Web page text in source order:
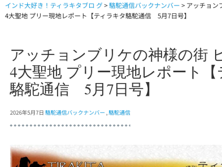
駱駝通信バックナンバー インドが大好き!! 商品につ
インド大好き！ティラキタブロ グ>駱駝通信バックナンバー > アッチョン
4大聖地 プリー現地レポート【ティラキタ駱駝通信 5月7日号】
アッチョンブリケの神様の街
4大聖地 プリー現地レポート
駱駝通信 5月7日号】
2026年5月7日駱駝通信バックナンバー ,駱駝通信